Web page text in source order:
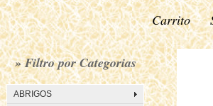
Carrito
» Filtro por Categorias
ABRIGOS
•